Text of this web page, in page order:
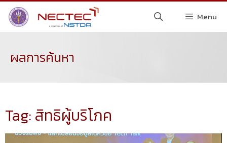
Menu
ผลการค้นหา
Tag: สิทธิผู้บริโภค